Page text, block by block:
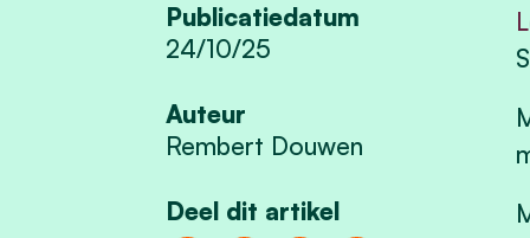
Publicatiedatum
24/10/25
Auteur
Rembert Douwen
Deel dit artikel